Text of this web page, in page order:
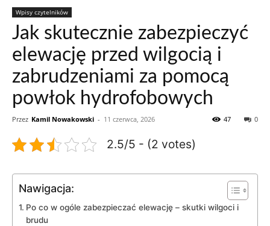
Wpisy czytelników
Jak skutecznie zabezpieczyć
elewację przed wilgocią i
zabrudzeniami za pomocą
powłok hydrofobowych
Przez Kamil Nowakowski - 11 czerwca, 2026 0
47
2.5/5 - (2 votes)
Nawigacja:
Po co w ogóle zabezpieczać elewację – skutki wilgoci i
brudu